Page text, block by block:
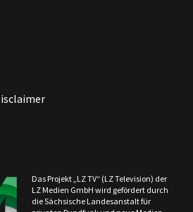
Das Projekt „LZ TV“ (LZ Television) der
LZ Medien GmbH wird gefördert durch
die Sächsische Landesanstalt für